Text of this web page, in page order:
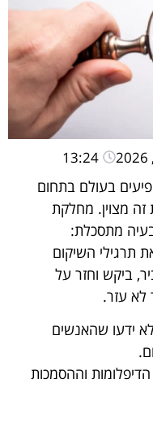
13:24
בעולם בתחום
מצוין. מחלקת
מתסכלת:
תרגילי השיקום
ביקש וחזר על
לא עזר.
ידעו שהאנשים
וההסמכות